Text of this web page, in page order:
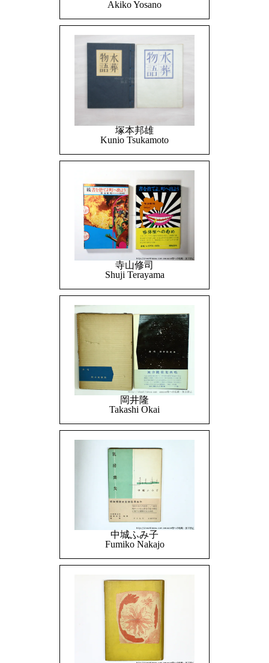
Akiko Yosano
塚本邦雄
Kunio Tsukamoto
寺山修司
Shuji Terayama
岡井隆
Takashi Okai
中城ふみ子
Fumiko Nakajo